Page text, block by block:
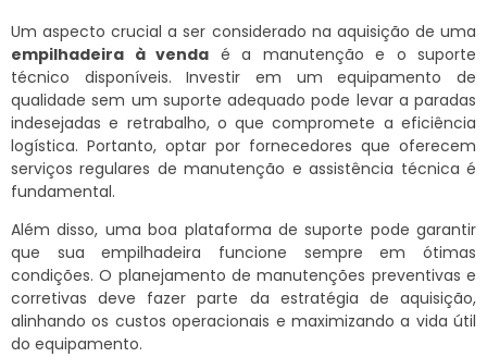
Um aspecto crucial a ser considerado na aquisição de uma
empilhadeira à venda é a manutenção e o suporte
técnico disponíveis. Investir em um equipamento de
qualidade sem um suporte adequado pode levar a paradas
indesejadas e retrabalho, o que compromete a eficiência
logística. Portanto, optar por fornecedores que oferecem
serviços regulares de manutenção e assistência técnica é
fundamental.
Além disso, uma boa plataforma de suporte pode garantir
que sua empilhadeira funcione sempre em ótimas
condições. O planejamento de manutenções preventivas e
corretivas deve fazer parte da estratégia de aquisição,
alinhando os custos operacionais e maximizando a vida útil
do equipamento.